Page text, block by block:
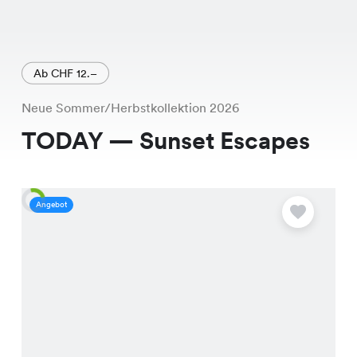
Ab CHF 12.–
Neue Sommer/Herbstkollektion 2026
TODAY — Sunset Escapes
Angebot